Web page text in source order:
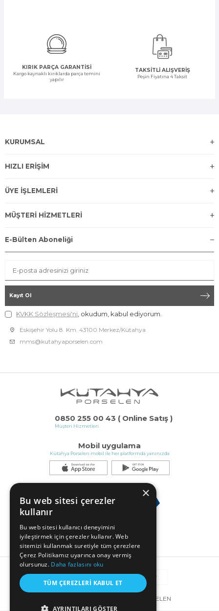
KIRIK PARÇA GARANTİSİ
Kargo kaynaklı kırıklarda parça temini
yapılır
TAKSİTLİ ALIŞVERİŞ
Peşin Fiyatına 4 Taksit
0850 255 00 43 ( Online Satış )
Müşteri Hizmetleri
Mobil uygulama
Kütahya Porselen mobil ile her platformda yanınızda
KURUMSAL
HIZLI ERİŞİM
ÜYE İŞLEMLERİ
MÜŞTERİ HİZMETLERİ
E-Bülten Aboneliği
Kayıt Ol
KVKK Sözleşmesi'ni , okudum, kabul ediyorum.
Eskişehir Yolu 8. Km. 43100 Merkez/Kütahya
mms@kutahyaporselen.com
© COPYRIGHT 2025 KÜTAHYA PORSELEN
×
Bu web sitesi çerezler
kullanır
Bu web sitesi kullanıcı deneyimini
iyileştirmek için çerezler kullanır. Web
sitemizi kullanmak suretiyle tüm çerezlere
Çerez Politikamız uyarınca onay vermiş
olursunuz. Daha fazlasını oku
TÜM ÇEREZLERI KABUL ET
AYRINTILARI GÖSTER